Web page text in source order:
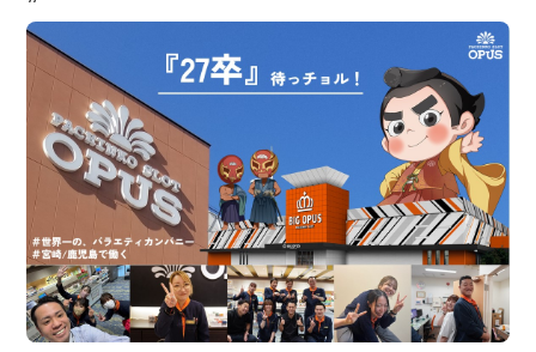
お問い合わせフォーム
よくあるご質問